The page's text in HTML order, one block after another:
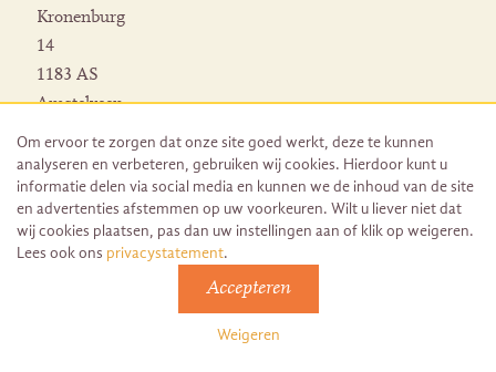
Kronenburg
14
1183 AS
Amstelveen
Herroeping
bestelling
© 2026 Uitgeverij Juwelenschip. Duurzaam ontwikkeld door
Go2People
Algemene voorwaarden | Sitemap
Om ervoor te zorgen dat onze site goed werkt, deze te kunnen
analyseren en verbeteren, gebruiken wij cookies. Hierdoor kunt u
informatie delen via social media en kunnen we de inhoud van de site
en advertenties afstemmen op uw voorkeuren. Wilt u liever niet dat
wij cookies plaatsen, pas dan uw instellingen aan of klik op weigeren.
Lees ook ons privacystatement.
Accepteren
Weigeren